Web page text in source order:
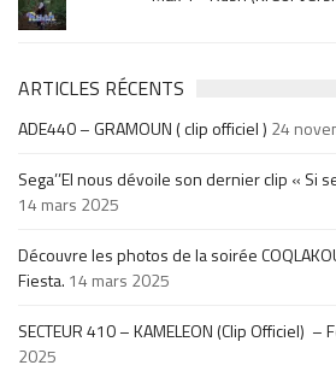
ARTICLES RÉCENTS
ADE440 – GRAMOUN ( clip officiel ) 24
Sega’’El nous dévoile son dernier clip « Si
14 mars 2025
Découvre les photos de la soirée
Fiesta. 14 mars 2025
SECTEUR 410 – KAMELEON (Clip Officiel) –
2025